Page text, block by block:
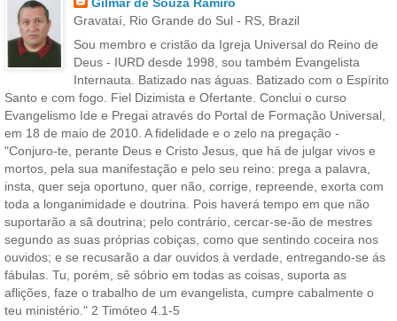
Gravataí, Rio Grande do Sul - RS, Brazil
Sou membro e cristão da Igreja Universal do Reino de
Deus - IURD desde 1998, sou também Evangelista
Internauta. Batizado nas águas. Batizado com o Espírito
Santo e com fogo. Fiel Dizimista e Ofertante. Conclui o curso
Evangelismo Ide e Pregai através do Portal de Formação Universal,
em 18 de maio de 2010. A fidelidade e o zelo na pregação -
"Conjuro-te, perante Deus e Cristo Jesus, que há de julgar vivos e
mortos, pela sua manifestação e pelo seu reino: prega a palavra,
insta, quer seja oportuno, quer não, corrige, repreende, exorta com
toda a longanimidade e doutrina. Pois haverá tempo em que não
suportarão a sã doutrina; pelo contrário, cercar-se-ão de mestres
segundo as suas próprias cobiças, como que sentindo coceira nos
ouvidos; e se recusarão a dar ouvidos à verdade, entregando-se ás
fábulas. Tu, porém, sê sóbrio em todas as coisas, suporta as
aflições, faze o trabalho de um evangelista, cumpre cabalmente o
teu ministério." 2 Timóteo 4.1-5